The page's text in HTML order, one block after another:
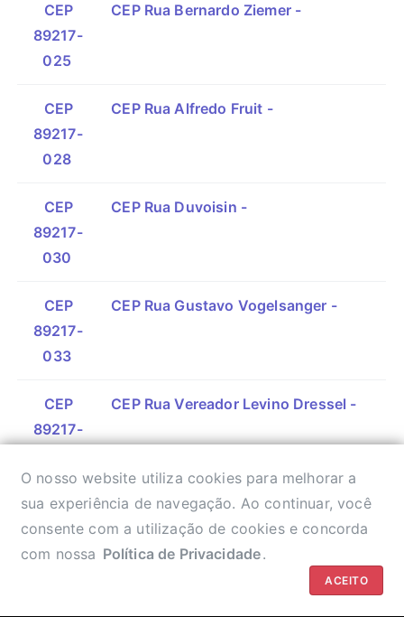
CEP
89217-
025
CEP Rua Bernardo Ziemer -
CEP
89217-
028
CEP Rua Alfredo Fruit -
CEP
89217-
030
CEP Rua Duvoisin -
CEP
89217-
033
CEP Rua Gustavo Vogelsanger -
CEP
89217-
CEP Rua Vereador Levino Dressel -
CEP
89217-
038
CEP Rua Alfredo Ritzmann -
O nosso website utiliza cookies para melhorar a
sua experiência de navegação. Ao continuar, você
consente com a utilização de cookies e concorda
com nossa Política de Privacidade.
ACEITO